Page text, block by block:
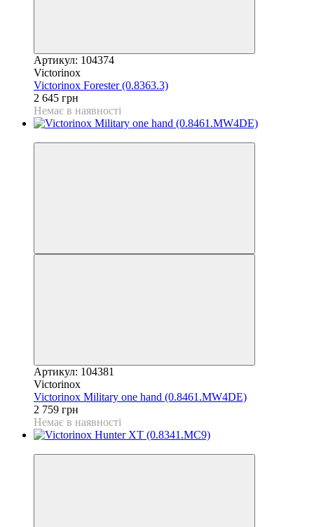
Артикул: 104374
Victorinox
Victorinox Forester (0.8363.3)
2 645 грн
Немає в наявності
Артикул: 104381
Victorinox
Victorinox Military one hand (0.8461.MW4DE)
2 759 грн
Немає в наявності